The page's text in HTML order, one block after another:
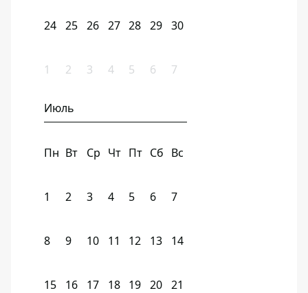
24 25 26 27 28 29 30
1 2 3 4 5 6 7
Июль
Пн Вт Ср Чт Пт Сб Вс
1 2 3 4 5 6 7
8 9 10 11 12 13 14
15 16 17 18 19 20 21